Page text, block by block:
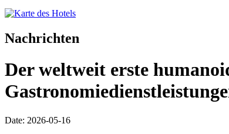
Nachrichten
Der weltweit erste
Date: 2026-05-16